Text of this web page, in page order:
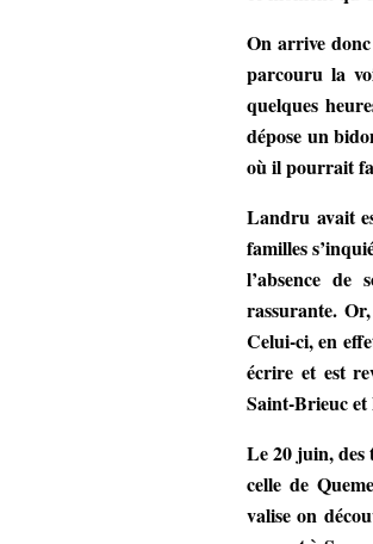
On arrive
parcouru la
quelques
dépose un
où il pourrait
Landru avait
familles
l’absence
rassurante.
Celui-ci, en
écrire et est
Saint-Brieuc et
Le 20 juin, des
celle de
valise on